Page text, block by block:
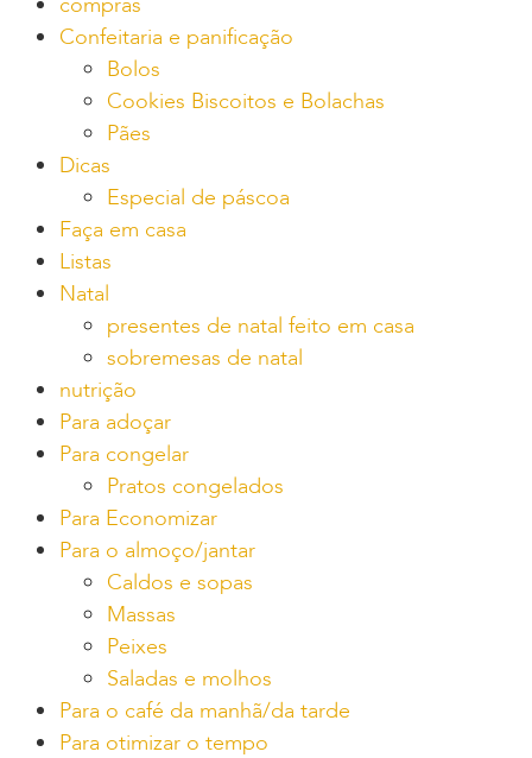
Confeitaria e panificação
Bolos
Cookies Biscoitos e Bolachas
Pães
Dicas
Especial de páscoa
Faça em casa
Listas
Natal
presentes de natal feito em casa
sobremesas de natal
nutrição
Para adoçar
Para congelar
Pratos congelados
Para Economizar
Para o almoço/jantar
Caldos e sopas
Massas
Peixes
Saladas e molhos
Para o café da manhã/da tarde
Para otimizar o tempo